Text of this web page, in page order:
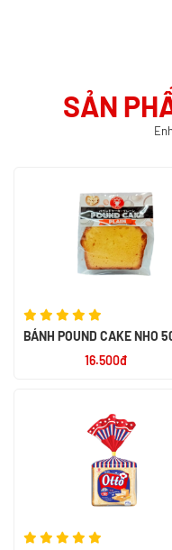
SẢN
BÁNH POUND CAKE NHO
16.500đ